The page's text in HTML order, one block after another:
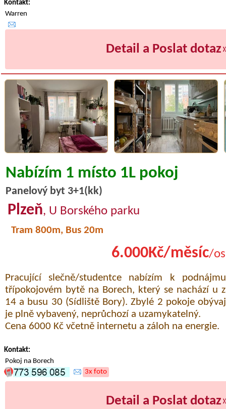
Kontakt:
Warren
Detail a Poslat dotaz
Nabízím 1 místo 1L pokoj
Panelový byt 3+1(kk)
Plzeň, U Borského parku
Tram 800m, Bus 20m
6.000Kč/měsíc/
Pracující slečně/studentce nabízím k
třípokojovém bytě na Borech, který se nachází u
14 a busu 30 (Sídliště Bory). Zbylé 2 pokoje
je plně vybavený, neprůchozí a uzamykatelný.
Cena 6000 Kč včetně internetu a záloh na energie.
Kontakt:
Pokoj na Borech
3x foto
Detail a Poslat dotaz